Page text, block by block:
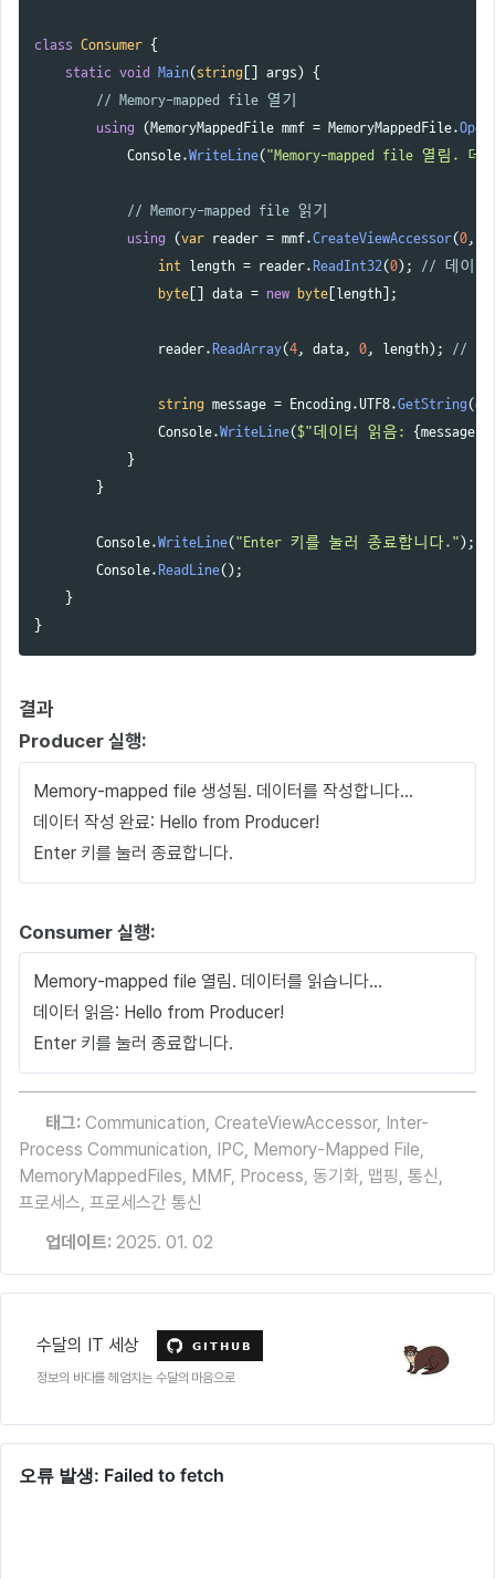
class Consumer {
static void Main(string args ) {
// Memory-mapped file 열기
using (MemoryMappedFile mmf = MemoryMappedFile.
Console.WriteLine( "Memory-mapped file 열림. 데
// Memory-mapped file 읽기
using (var reader = mmf.CreateViewAccessor(0,
int length = reader. ReadInt32(0);
// 데이터
byte
data = new byte length ];
reader. ReadArray(4, data , 0, length); // 실
string message = Encoding .UTF8.GetString(
Console.WriteLine($"데이터 읽음: {message
}
}
Console.WriteLine( "Enter 키를 눌러 종료합니다." );
Console. ReadLine();
}
}
결과
Producer 실행:
Memory-mapped file 생성됨. 데이터를 작성합니다…
데이터 작성 완료: Hello from Producer!
Enter 키를 눌러 종료합니다.
Consumer 실행:
Memory-mapped file 열림. 데이터를 읽습니다…
데이터 읽음: Hello from Producer!
Enter 키를 눌러 종료합니다.
태그: Communication, CreateViewAccessor, Inter-
Process Communication, IPC, Memory-Mapped File,
MemoryMappedFiles, MMF, Process, 동기화, 맵핑, 통신,
프로세스, 프로세스간 통신
업데이트: 2025. 01. 02
수달의 IT 세상
정보의 바다를 헤엄치는 수달의 마음으로